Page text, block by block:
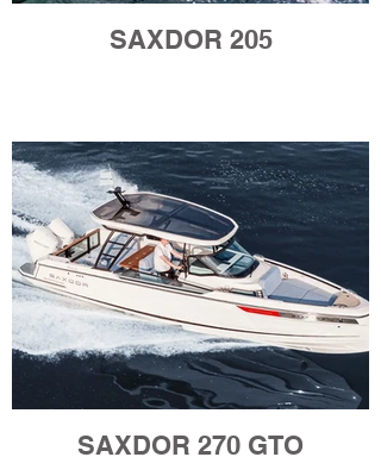
SAXDOR 205
SAXDOR 270 GTO